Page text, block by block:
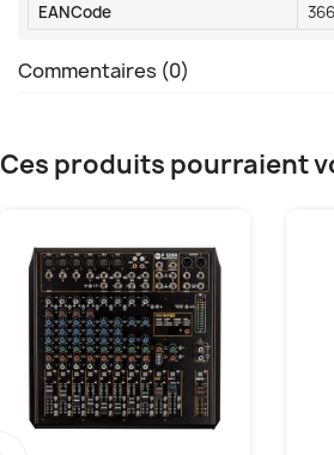
EANCode
Commentaires (0)
Ces produits pourraient